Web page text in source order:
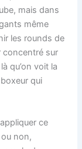
mais dans
même
les rounds de
concentré sur
qu’on voit la
qui
ce
non,